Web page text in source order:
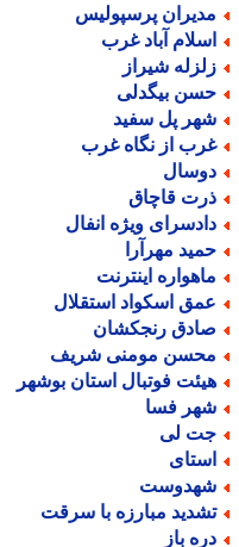
پرسپولیس
آباد غرب
شیراز
بیگدلی
پل سفید
از نگاه غرب
قاچاق
ویژه انفال
مهرآرا
اینترنت
اسکواد استقلال
رنجکشان
مومنی شریف
فوتبال استان بوشهر
فسا
لی
مبارزه با سرقت
باز